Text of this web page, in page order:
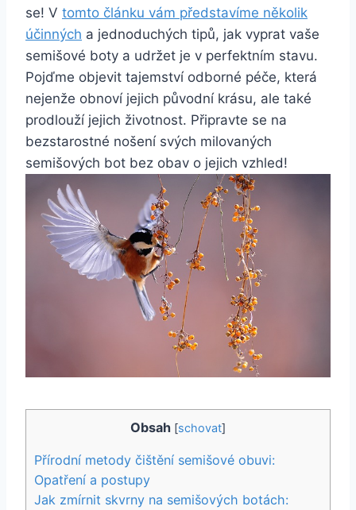
se! V tomto článku vám představíme několik
účinných a jednoduchých tipů, ⁢jak vyprat vaše
semišové boty a udržet​ je v perfektním stavu.
Pojďme objevit tajemství odborné péče, ⁤která​
nejenže obnoví ‍jejich původní krásu, ale také
prodlouží ⁢jejich ​životnost. Připravte se na
bezstarostné nošení svých⁤ milovaných
semišových bot bez obav o jejich vzhled!
Obsah [schovat]
Přírodní metody čištění semišové obuvi:
Opatření a postupy
Jak zmírnit skvrny na semišových botách: